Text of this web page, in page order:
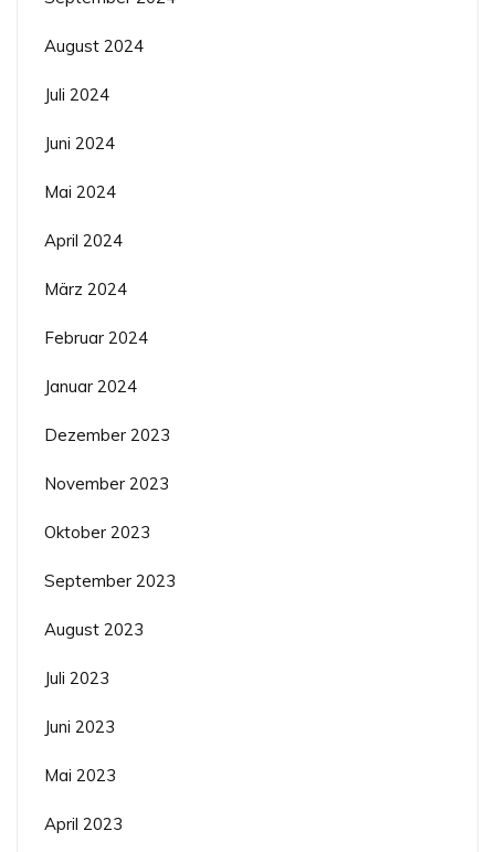
August 2024
Juli 2024
Juni 2024
Mai 2024
April 2024
März 2024
Februar 2024
Januar 2024
Dezember 2023
November 2023
Oktober 2023
September 2023
August 2023
Juli 2023
Juni 2023
Mai 2023
April 2023